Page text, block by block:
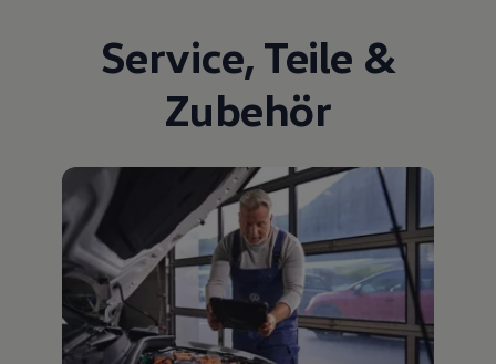
Service, Teile &
Zubehör